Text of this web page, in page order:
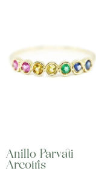
Anillo Parvati
Arcoíris